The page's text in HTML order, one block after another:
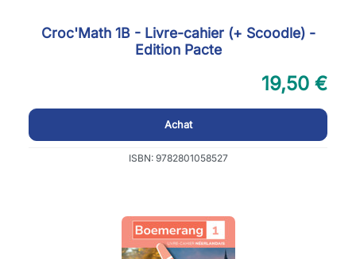
Croc'Math 1B - Livre-cahier (+ Scoodle) -
Edition Pacte
19,50 €
Achat
ISBN: 9782801058527